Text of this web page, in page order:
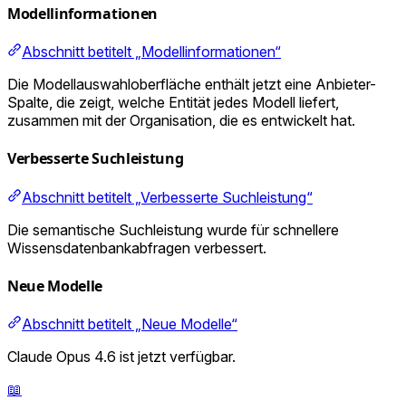
Modellinformationen
Abschnitt betitelt „Modellinformationen“
Die Modellauswahloberfläche enthält jetzt eine Anbieter-
Spalte, die zeigt, welche Entität jedes Modell liefert,
zusammen mit der Organisation, die es entwickelt hat.
Verbesserte Suchleistung
Abschnitt betitelt „Verbesserte Suchleistung“
Die semantische Suchleistung wurde für schnellere
Wissensdatenbankabfragen verbessert.
Neue Modelle
Abschnitt betitelt „Neue Modelle“
Claude Opus 4.6 ist jetzt verfügbar.
📖